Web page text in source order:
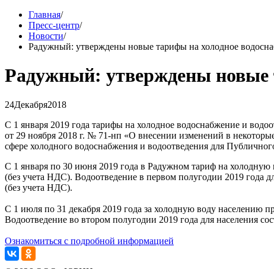
Главная/
Пресс-центр/
Новости/
Радужный: утверждены новые тарифы на холодное
Радужный: утверждены новые
24Декабря2018
С 1 января 2019 года тарифы на холодное водоснабжение и
от 29 ноября 2018 г. № 71-нп «О внесении изменений в
сфере холодного водоснабжения и водоотведения для
С 1 января по 30 июня 2019 года в Радужном тариф на холодную
(без учета НДС). Водоотведение в первом полугодии 2019 года
(без учета НДС).
С 1 июля по 31 декабря 2019 года за холодную воду населению
Водоотведение во втором полугодии 2019 года для населения
Ознакомиться с подробной информацией